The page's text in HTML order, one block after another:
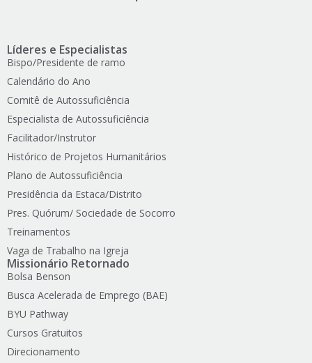
Líderes e Especialistas
Bispo/Presidente de ramo
Calendário do Ano
Comitê de Autossuficiência
Especialista de Autossuficiência
Facilitador/Instrutor
Histórico de Projetos Humanitários
Plano de Autossuficiência
Presidência da Estaca/Distrito
Pres. Quórum/ Sociedade de Socorro
Treinamentos
Vaga de Trabalho na Igreja
Missionário Retornado
Bolsa Benson
Busca Acelerada de Emprego (BAE)
BYU Pathway
Cursos Gratuitos
Direcionamento